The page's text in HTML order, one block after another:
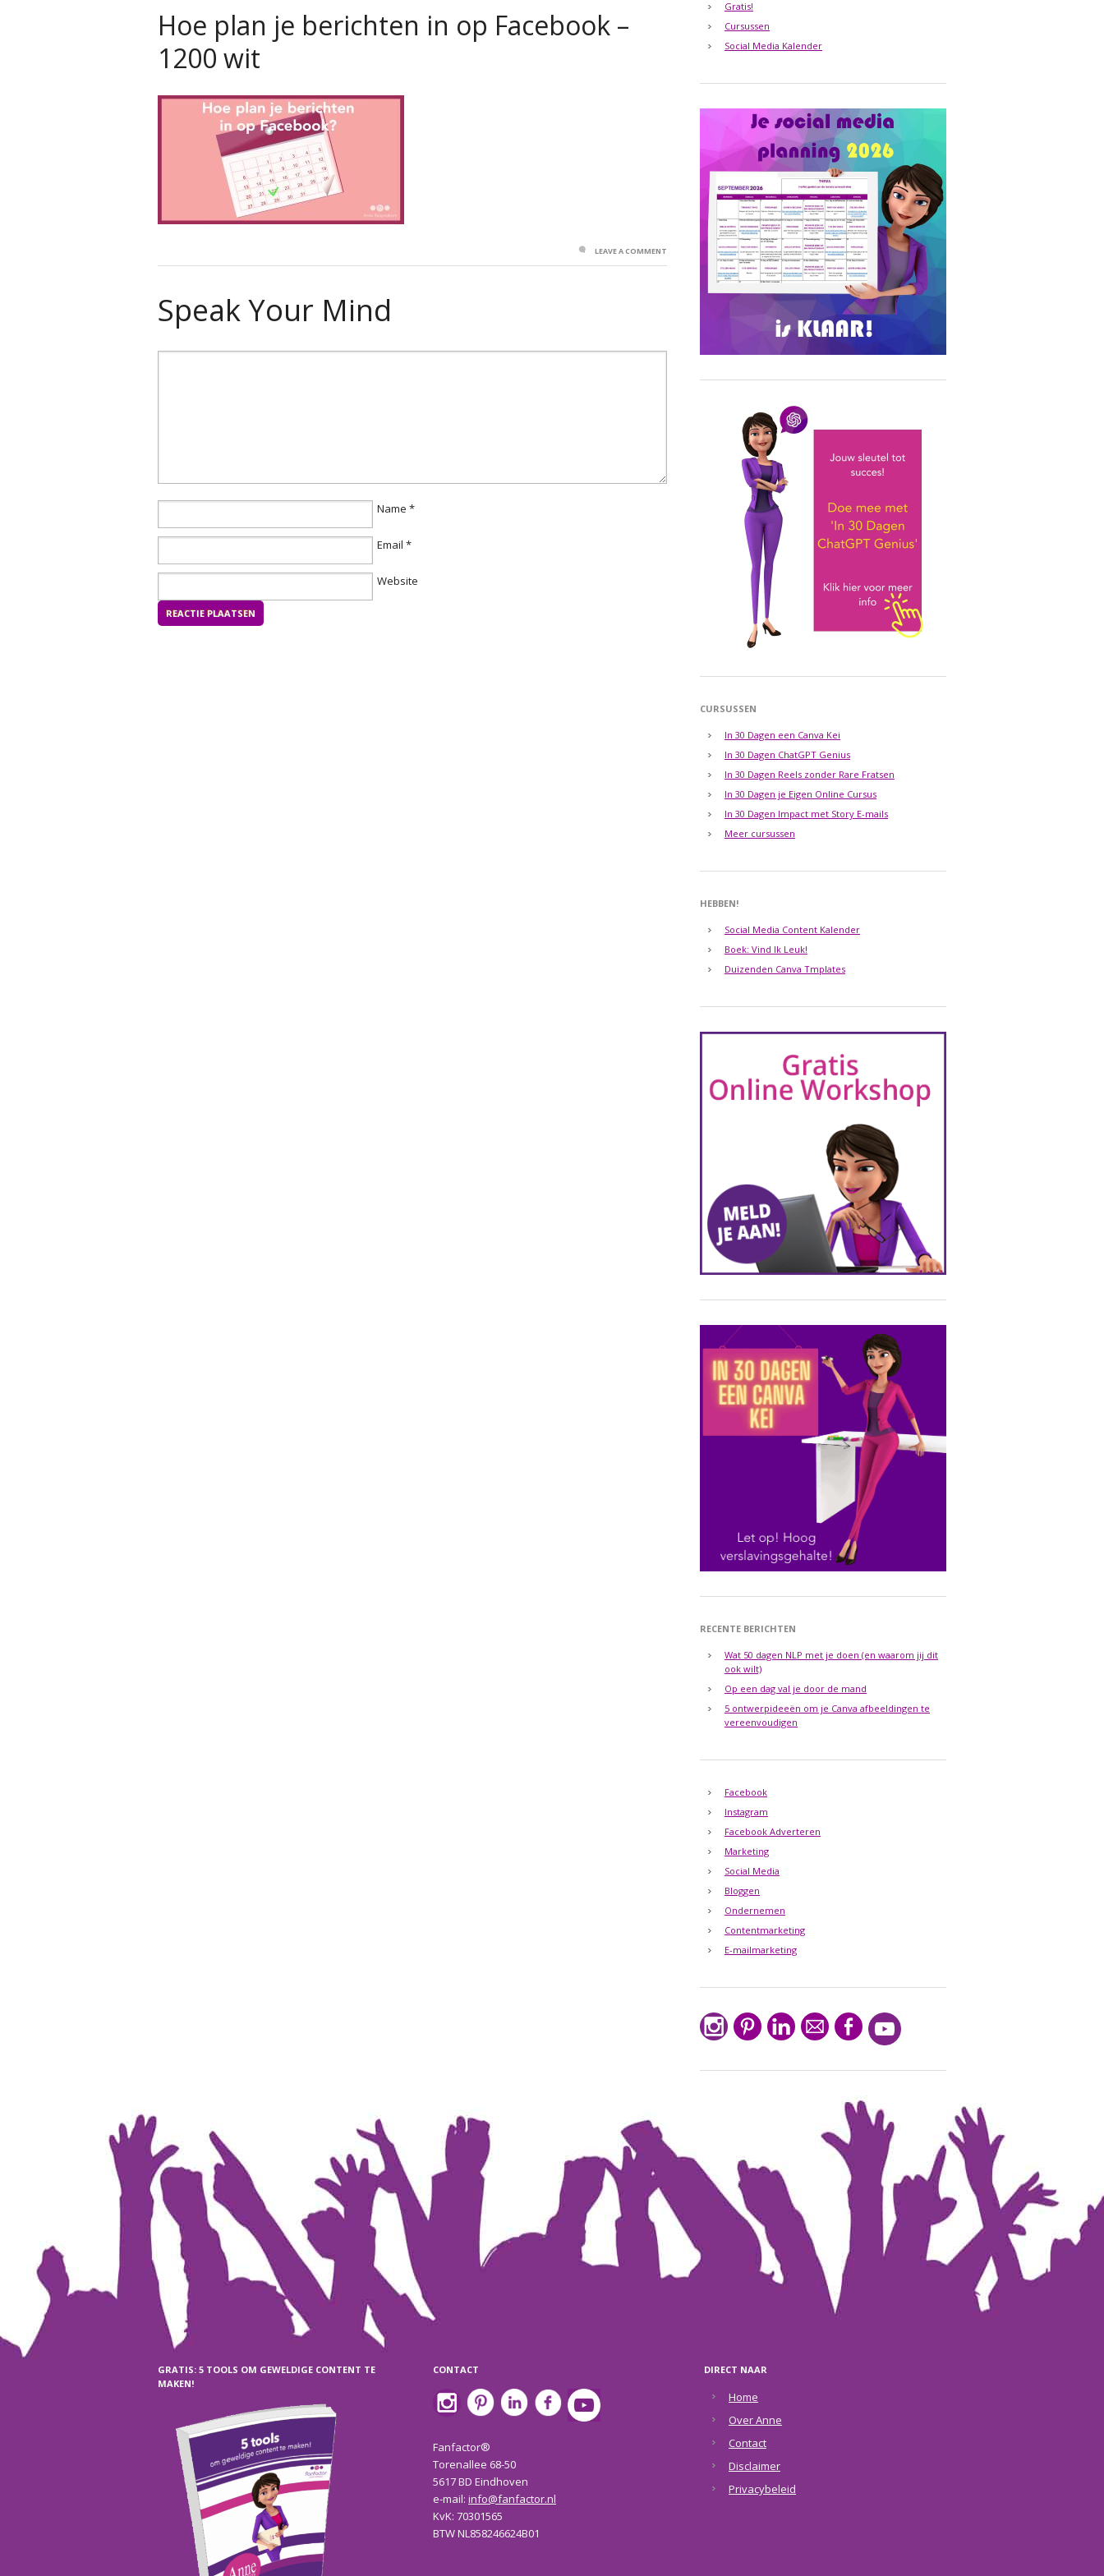
Hoe plan je berichten in op Facebook –
1200 wit
LEAVE A COMMENT
Speak Your Mind
Name *
Email *
Website
Gratis!
Cursussen
Social Media Kalender
CURSUSSEN
In 30 Dagen een Canva Kei
In 30 Dagen ChatGPT Genius
In 30 Dagen Reels zonder Rare Fratsen
In 30 Dagen je Eigen Online Cursus
In 30 Dagen Impact met Story E-mails
Meer cursussen
HEBBEN!
Social Media Content Kalender
Boek: Vind Ik Leuk!
Duizenden Canva Tmplates
RECENTE BERICHTEN
Wat 50 dagen NLP met je doen (en waarom jij dit
ook wilt)
Op een dag val je door de mand
5 ontwerpideeën om je Canva afbeeldingen te
vereenvoudigen
Facebook
Instagram
Facebook Adverteren
Marketing
Social Media
Bloggen
Ondernemen
Contentmarketing
E-mailmarketing
GRATIS: 5 TOOLS OM GEWELDIGE CONTENT TE
MAKEN!
CONTACT
Fanfactor®
Torenallee 68-50
5617 BD Eindhoven
e-mail: info@fanfactor.nl
KvK: 70301565
BTW NL858246624B01
DIRECT NAAR
Home
Over Anne
Contact
Disclaimer
Privacybeleid